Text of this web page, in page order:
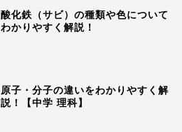
酸化鉄（サビ）の種類や色について
わかりやすく解説！
原子・分子の違いをわかりやすく解
説！【中学 理科】